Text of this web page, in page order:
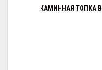
КАМИННАЯ ТОПКА